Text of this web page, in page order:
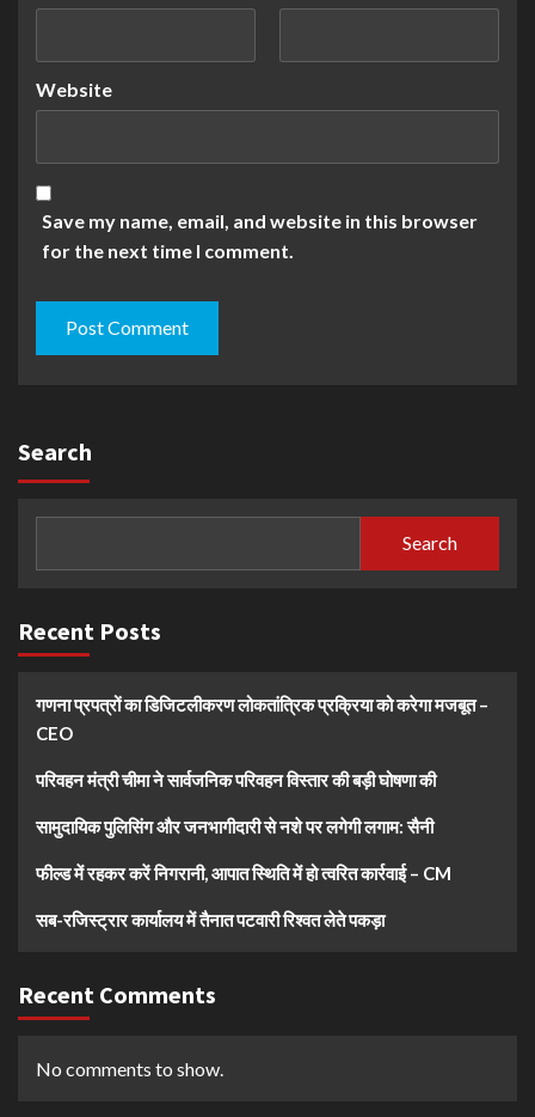
Website
Save my name, email, and website in this browser
for the next time I comment.
Search
Search
Recent Posts
गणना प्रपत्रों का डिजिटलीकरण लोकतांत्रिक प्रक्रिया को करेगा मजबूत –
CEO
परिवहन मंत्री चीमा ने सार्वजनिक परिवहन विस्तार की बड़ी घोषणा की
सामुदायिक पुलिसिंग और जनभागीदारी से नशे पर लगेगी लगाम: सैनी
फील्ड में रहकर करें निगरानी, आपात स्थिति में हो त्वरित कार्रवाई – CM
सब-रजिस्ट्रार कार्यालय में तैनात पटवारी रिश्वत लेते पकड़ा
Recent Comments
No comments to show.